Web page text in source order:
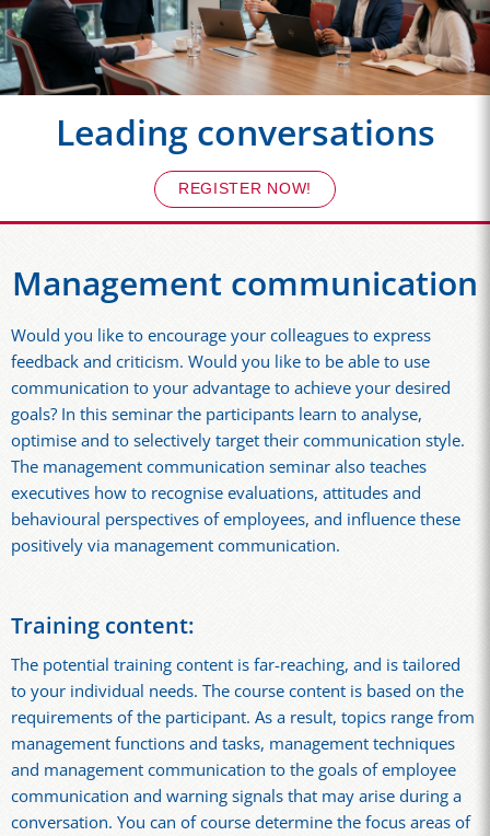
Leading conversations
REGISTER NOW!
Management communication
Would you like to encourage your colleagues to express
feedback and criticism. Would you like to be able to use
communication to your advantage to achieve your desired
goals? In this seminar the participants learn to analyse,
optimise and to selectively target their communication style.
The management communication seminar also teaches
executives how to recognise evaluations, attitudes and
behavioural perspectives of employees, and influence these
positively via management communication.
Training content:
The potential training content is far-reaching, and is tailored
to your individual needs. The course content is based on the
requirements of the participant. As a result, topics range from
management functions and tasks, management techniques
and management communication to the goals of employee
communication and warning signals that may arise during a
conversation. You can of course determine the focus areas of